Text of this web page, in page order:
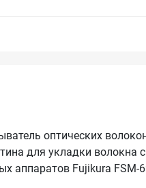
оптических
для укладки
аппаратов Fujikura FSM-